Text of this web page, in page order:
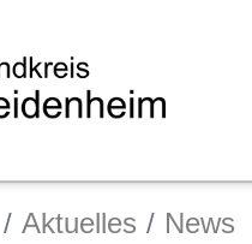
Aktuelles
News